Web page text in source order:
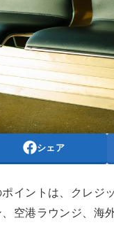
シェア
イントは、クレジ
空港ラウンジ、海